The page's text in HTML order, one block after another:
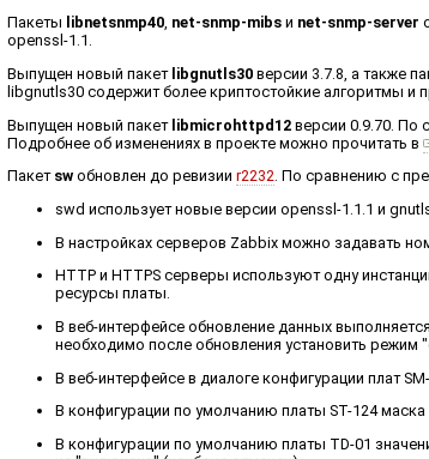
Пакеты libnetsnmp40, net-snmp-mibs и net-snmp-server
openssl-1.1.
Выпущен новый пакет libgnutls30 версии 3.7.8, а также
libgnutls30 содержит более криптостойкие алгоритмы
Выпущен новый пакет libmicrohttpd12 версии 0.9.70. По
Подробнее об изменениях в проекте можно прочитать в
Пакет sw обновлен до ревизииr2232. По сравнению с
swd использует новые версии openssl-1.1.1 и
В настройках серверов Zabbix можно задавать
HTTP и HTTPS серверы используют одну
ресурсы платы.
В веб-интерфейсе обновление данных
необходимо после обновления установить режим
В веб-интерфейсе в диалоге конфигурации плат
В конфигурации по умолчанию платы ST-124
В конфигурации по умолчанию платы TD-01